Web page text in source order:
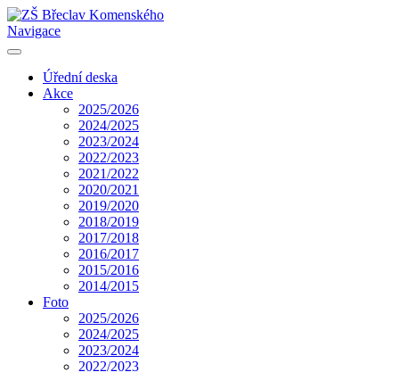
Navigace
Úřední deska
Akce
2025/2026
2024/2025
2023/2024
2022/2023
2021/2022
2020/2021
2019/2020
2018/2019
2017/2018
2016/2017
2015/2016
2014/2015
Foto
2025/2026
2024/2025
2023/2024
2022/2023